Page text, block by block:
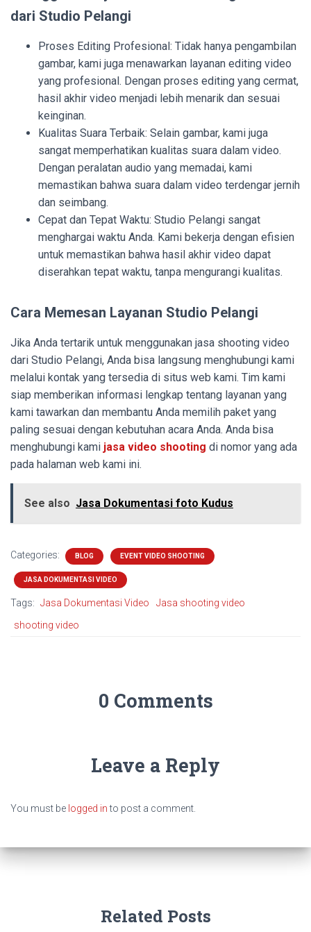
dari Studio Pelangi
Proses Editing Profesional: Tidak hanya pengambilan
gambar, kami juga menawarkan layanan editing video
yang profesional. Dengan proses editing yang cermat,
hasil akhir video menjadi lebih menarik dan sesuai
keinginan.
Kualitas Suara Terbaik: Selain gambar, kami juga
sangat memperhatikan kualitas suara dalam video.
Dengan peralatan audio yang memadai, kami
memastikan bahwa suara dalam video terdengar jernih
dan seimbang.
Cepat dan Tepat Waktu: Studio Pelangi sangat
menghargai waktu Anda. Kami bekerja dengan efisien
untuk memastikan bahwa hasil akhir video dapat
diserahkan tepat waktu, tanpa mengurangi kualitas.
Cara Memesan Layanan Studio Pelangi
Jika Anda tertarik untuk menggunakan jasa shooting video
dari Studio Pelangi, Anda bisa langsung menghubungi kami
melalui kontak yang tersedia di situs web kami. Tim kami
siap memberikan informasi lengkap tentang layanan yang
kami tawarkan dan membantu Anda memilih paket yang
paling sesuai dengan kebutuhan acara Anda. Anda bisa
menghubungi kami jasa video shooting di nomor yang ada
pada halaman web kami ini.
See also Jasa Dokumentasi foto Kudus
Categories: BLOG EVENT VIDEO SHOOTING
JASA DOKUMENTASI VIDEO
Tags: Jasa Dokumentasi Video
Jasa shooting video
shooting video
0 Comments
Leave a Reply
You must be logged into post a comment.
Related Posts